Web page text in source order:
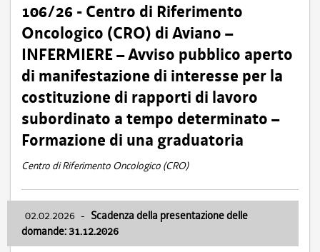
106/26 - Centro di Riferimento
Oncologico (CRO) di Aviano –
INFERMIERE – Avviso pubblico aperto
di manifestazione di interesse per la
costituzione di rapporti di lavoro
subordinato a tempo determinato –
Formazione di una graduatoria
Centro di Riferimento Oncologico (CRO)
02.02.2026 - Scadenza della presentazione delle
domande: 31.12.2026